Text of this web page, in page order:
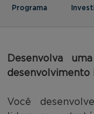
Programa
Desenvolva
desenvolvimento
Você